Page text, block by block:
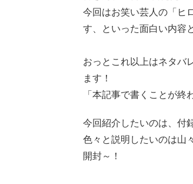
今回はお笑い芸人の「ヒ
す、といった面白い内容
おっとこれ以上はネタバ
ます！
「本記事で書くことが
今回紹介したいのは、付
色々と説明したいのは山
開封～！